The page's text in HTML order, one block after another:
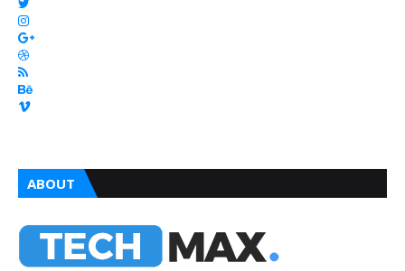
ABOUT